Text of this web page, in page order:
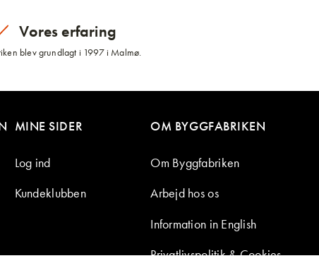
Vores erfaring
blev grundlagt i 1997 i Malmø.
MINE SIDER
Log ind
Kundeklubben
OM BYGGFABRIKEN
Om Byggfabriken
Arbejd hos os
Information in English
Privatlivspolitik & Cookies